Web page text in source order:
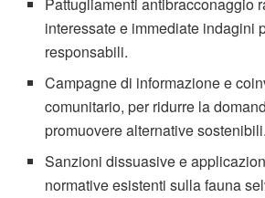
Pattugliamenti antibracconaggio
interessate e immediate indagini
responsabili.
Campagne di informazione e
comunitario, per ridurre la
promuovere alternative sostenibili.
Sanzioni dissuasive e
normative esistenti sulla fauna